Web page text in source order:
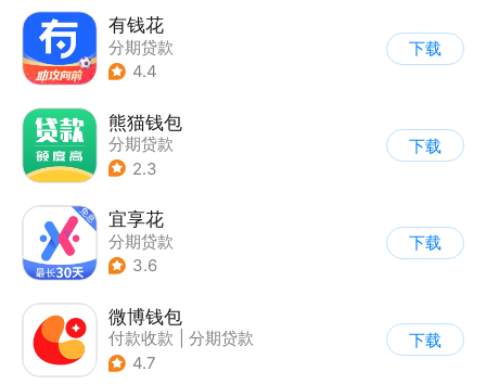
有钱花
分期贷款
4.4
下载
熊猫钱包
分期贷款
2.3
下载
宜享花
分期贷款
3.6
下载
微博钱包
付款收款
分期贷款
4.7
下载